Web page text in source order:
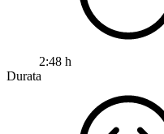
2:48 h
Durata